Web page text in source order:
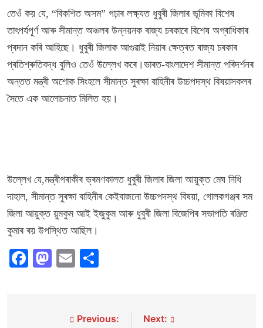
তেওঁ কয় যে, “বিকশিত অসম” গঢ়াৰ লক্ষ্যত ধুবুৰী জিলাৰ ভূমিকা বিশেষ
তাৎপৰ্যপূৰ্ণ আৰু সীমান্ত অঞ্চলৰ উন্নয়নক ৰাজ্য চৰকাৰে বিশেষ অগ্ৰাধিকাৰ
প্ৰদান কৰি আহিছে। ধুবুৰী জিলাক আগুৱাই নিয়াৰ ক্ষেত্ৰত ৰাজ্য চৰকাৰ
প্ৰতিশ্ৰুতিবদ্ধ বুলিও তেওঁ উল্লেখ কৰে।ভাৰত-বাংলাদেশ সীমান্ত পৰিদৰ্শনৰ
অন্তত মন্ত্ৰী অশোক সিংহলে সীমান্ত সুৰক্ষা বাহিনীৰ উচ্চপদস্থ বিষয়াসকলৰ
সৈতে এক আলোচনাত মিলিত হয়।
উল্লেখ যে,মন্ত্ৰীগৰাকীৰ ভ্ৰমণকালত ধুবুৰী জিলাৰ জিলা আয়ুক্ত মেঘ নিধি
দাহাল, সীমান্ত সুৰক্ষা বাহিনীৰ কেইবাজনো উচ্চপদস্থ বিষয়া, গোলকগঞ্জৰ সম
জিলা আয়ুক্ত য়ুমকুম আই ইজুকুম আৰু ধুবুৰী জিলা বিজেপিৰ সভাপতি ৰঞ্জিত
কুমাৰ ৰয় উপস্থিত আছিল।
Facebook
Mastodon
Email
Previous: Next: